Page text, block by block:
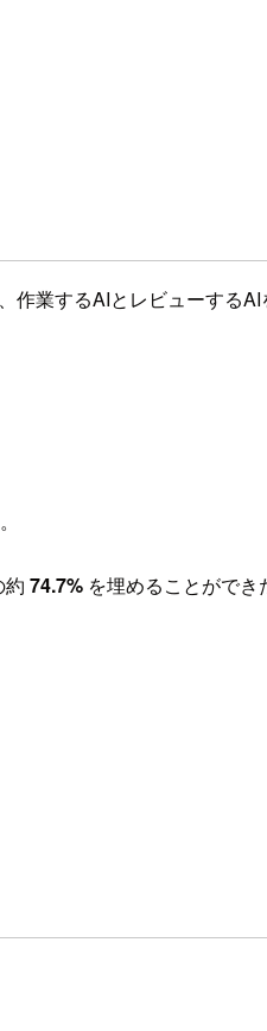
業するAIとレビューするAI
約 74.7% を埋めることができ